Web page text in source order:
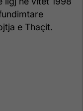
e Thaçit.